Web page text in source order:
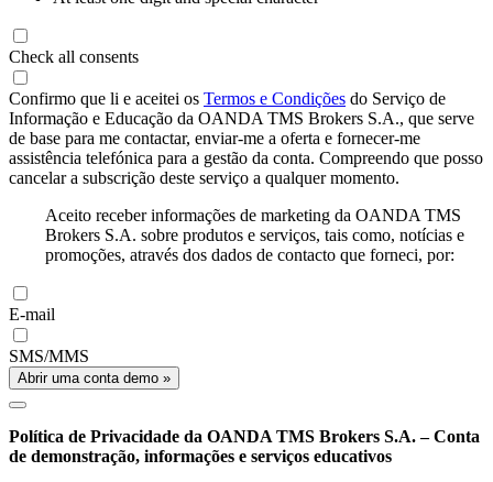
Check all consents
Confirmo que li e aceitei os Termos e Condições do Serviço de
Informação e Educação da OANDA TMS Brokers S.A., que serve
de base para me contactar, enviar-me a oferta e fornecer-me
assistência telefónica para a gestão da conta. Compreendo que posso
cancelar a subscrição deste serviço a qualquer momento.
Aceito receber informações de marketing da OANDA TMS
Brokers S.A. sobre produtos e serviços, tais como, notícias e
promoções, através dos dados de contacto que forneci, por:
E-mail
SMS/MMS
Abrir uma conta demo »
Política de Privacidade da OANDA TMS Brokers S.A. – Conta
de demonstração, informações e serviços educativos